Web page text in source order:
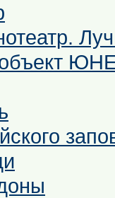
объект